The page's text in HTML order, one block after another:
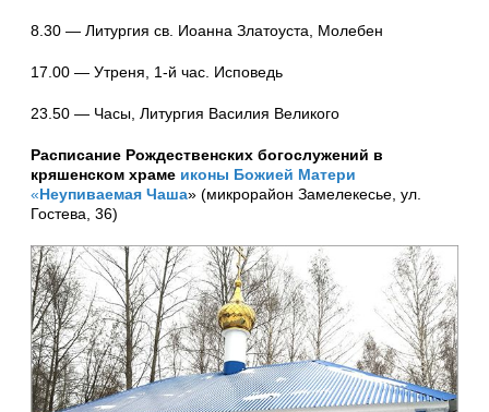
8.30 — Литургия св. Иоанна Златоуста, Молебен
17.00 — Утреня, 1-й час. Исповедь
23.50 — Часы, Литургия Василия Великого
Расписание Рождественских богослужений в
кряшенском храме иконы Божией Матери
«Неупиваемая Чаша» (микрорайон Замелекесье, ул.
Гостева, 36)